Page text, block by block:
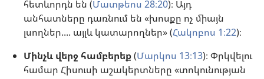
հետևորդն են (Մատթեոս 28։20)։ Այդ
անհատները դառնում են «խոսքը ոչ միայն
լսողներ.... այլև կատարողներ» (Հակոբոս 1։22)։
Մինչև վերջ համբերեք(Մարկոս 13։13)։ Փրկվելու
համար Հիսուսի աշակերտները «տոկունության